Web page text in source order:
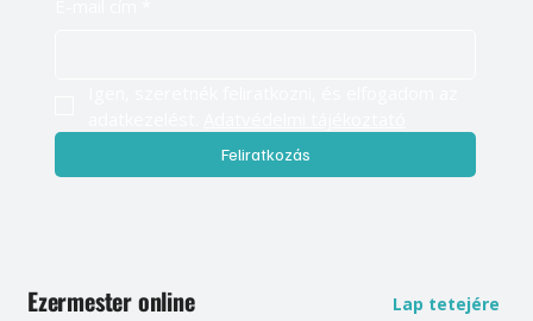
Feliratkozás
Ezermester online Lap tetejére